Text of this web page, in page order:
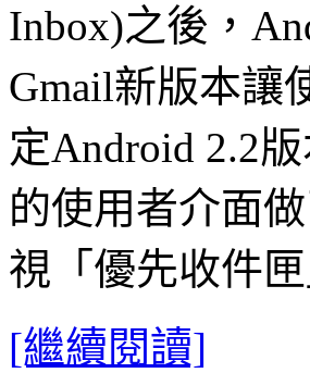
Inbox)之後，
Gmail新版本讓
定Android 2.2
的使用者介面
視「優先收件
[繼續閱讀]